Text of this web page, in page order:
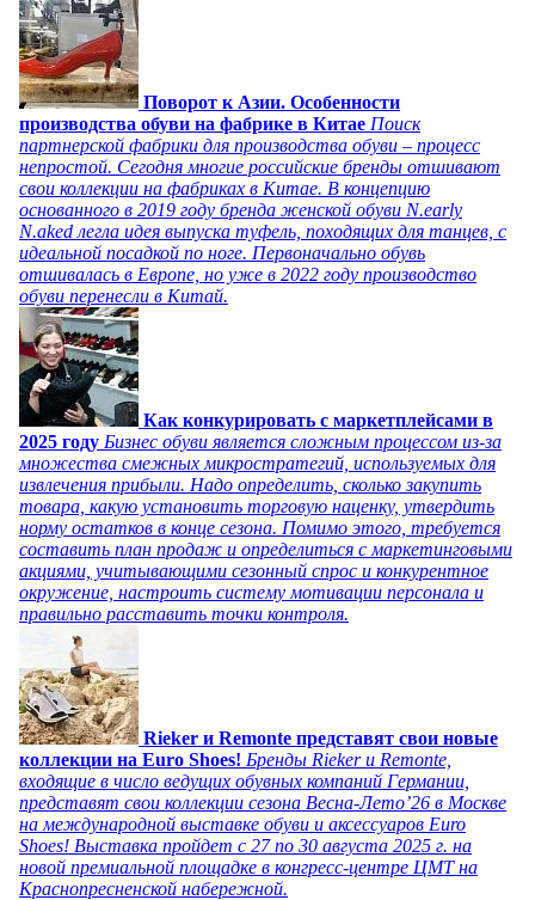
Поворот к Азии. Особенности
производства обуви на фабрике в Китае Поиск
партнерской фабрики для производства обуви – процесс
непростой. Сегодня многие российские бренды отшивают
свои коллекции на фабриках в Китае. В концепцию
основанного в 2019 году бренда женской обуви N.early
N.aked легла идея выпуска туфель, походящих для танцев, с
идеальной посадкой по ноге. Первоначально обувь
отшивалась в Европе, но уже в 2022 году производство
обуви перенесли в Китай.
Как конкурировать с маркетплейсами в
2025 году Бизнес обуви является сложным процессом из-за
множества смежных микростратегий, используемых для
извлечения прибыли. Надо определить, сколько закупить
товара, какую установить торговую наценку, утвердить
норму остатков в конце сезона. Помимо этого, требуется
составить план продаж и определиться с маркетинговыми
акциями, учитывающими сезонный спрос и конкурентное
окружение, настроить систему мотивации персонала и
правильно расставить точки контроля.
Rieker и Remonte представят свои новые
коллекции на Euro Shoes! Бренды Rieker и Remonte,
входящие в число ведущих обувных компаний Германии,
представят свои коллекции сезона Весна-Лето’26 в Москве
на международной выставке обуви и аксессуаров Euro
Shoes! Выставка пройдет c 27 по 30 августа 2025 г. на
новой премиальной площадке в конгресс-центре ЦМТ на
Краснопресненской набережной.